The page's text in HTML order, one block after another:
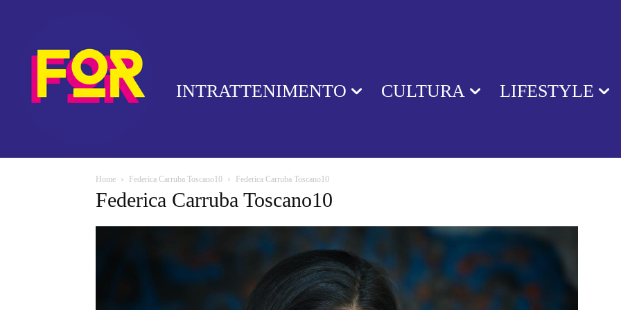
INTRATTENIMENTO CULTURA LIFESTYLE
Home Federica Carruba Toscano10 Federica Carruba Toscano10
Federica Carruba Toscano10